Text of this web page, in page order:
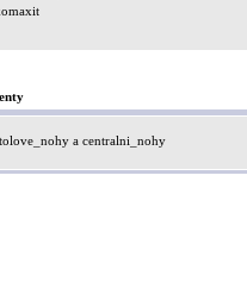
a centralni_nohy